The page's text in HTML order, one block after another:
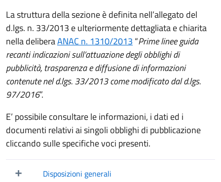
La struttura della sezione è definita nell’allegato del
d.lgs. n. 33/2013 e ulteriormente dettagliata e chiarita
nella deliberaANAC n. 1310/2013 “Prime linee guida
recanti indicazioni sull’attuazione degli obblighi di
pubblicità, trasparenza e diffusione di informazioni
contenute nel d.lgs. 33/2013 come modificato dal d.lgs.
97/2016”.
E’ possibile consultare le informazioni, i dati ed i
documenti relativi ai singoli obblighi di pubblicazione
cliccando sulle specifiche voci presenti.
Disposizioni generali